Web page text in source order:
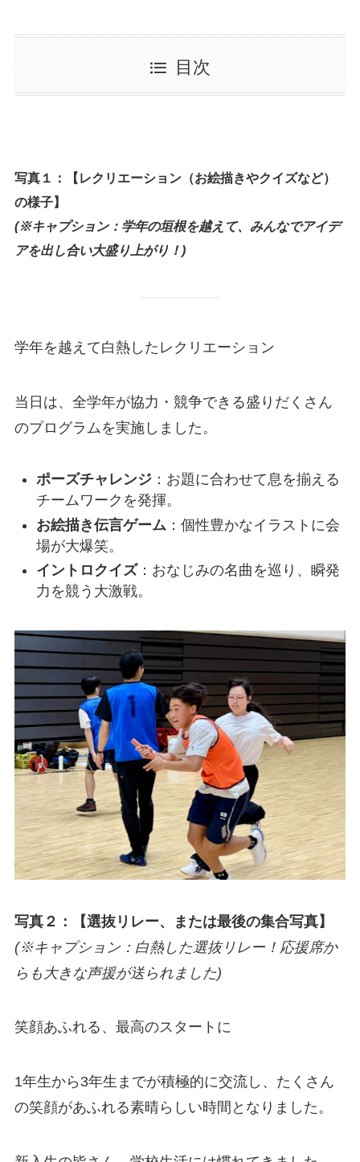
目次
写真１：【レクリエーション（お絵描きやクイズなど）
の様子】
(※キャプション：学年の垣根を越えて、みんなでアイデ
アを出し合い大盛り上がり！)
学年を越えて白熱したレクリエーション
当日は、全学年が協力・競争できる盛りだくさん
のプログラムを実施しました。
ポーズチャレンジ：お題に合わせて息を揃える
チームワークを発揮。
お絵描き伝言ゲーム ：個性豊かなイラストに会
場が大爆笑。
イントロクイズ：おなじみの名曲を巡り、瞬発
力を競う大激戦。
写真２：【選抜リレー、または最後の集合写真】
(※キャプション：白熱した選抜リレー！応援席か
らも大きな声援が送られました)
笑顔あふれる、最高のスタートに
1年生から3年生までが積極的に交流し、たくさん
の笑顔があふれる素晴らしい時間となりました。